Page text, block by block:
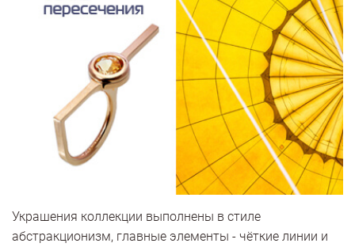
Украшения коллекции выполнены в стиле
абстракционизм, главные элементы - чёткие линии и